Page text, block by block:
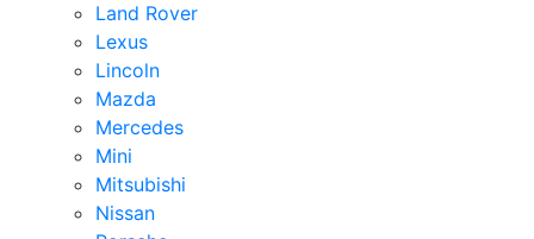
Land Rover
Lexus
Lincoln
Mazda
Mercedes
Mini
Mitsubishi
Nissan